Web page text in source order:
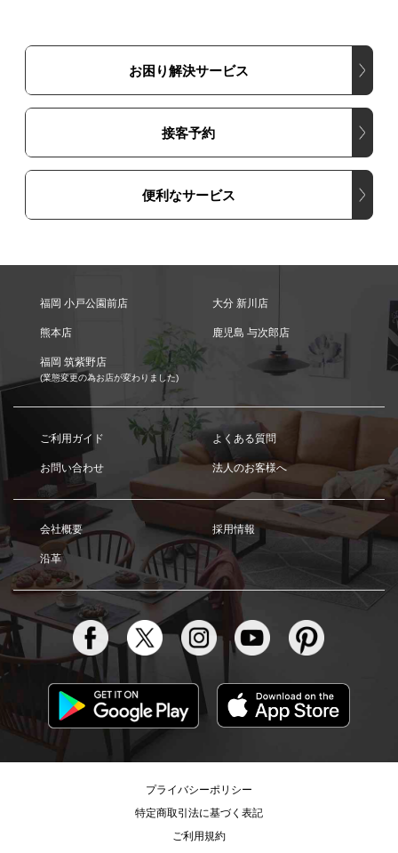
お困り解決サービス
接客予約
便利なサービス
福岡 小戸公園前店 大分 新川店
熊本店 鹿児島 与次郎店
福岡 筑紫野店
(業態変更の為お店が変わりました)
ご利用ガイド よくある質問
お問い合わせ 法人のお客様へ
会社概要 採用情報
沿革
プライバシーポリシー
特定商取引法に基づく表記
ご利用規約